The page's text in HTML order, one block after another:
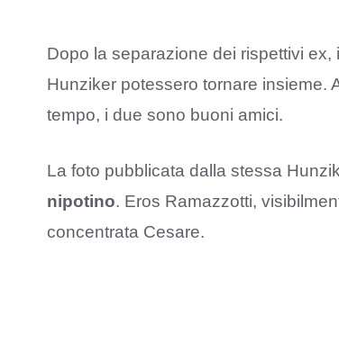
Dopo la separazione dei rispettivi
Hunziker potessero tornare insieme.
tempo, i due sono buoni amici.
La foto pubblicata dalla stessa
nipotino. Eros Ramazzotti,
concentrata Cesare.